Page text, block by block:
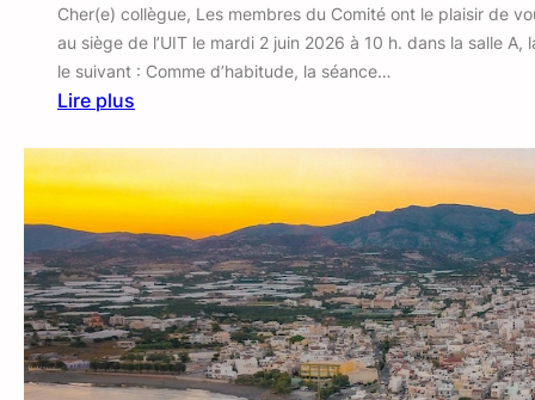
Cher(e) collègue, Les membres du Comité ont le plaisir de
au siège de l’UIT le mardi 2 juin 2026 à 10 h. dans la salle
le suivant : Comme d’habitude, la séance…
Lire plus
A
s
s
e
m
b
l
é
e